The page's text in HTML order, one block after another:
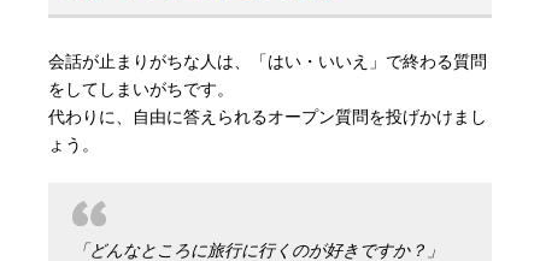
会話が止まりがちな人は、「はい・いいえ」で終わる質問
をしてしまいがちです。
代わりに、自由に答えられるオープン質問を投げかけまし
ょう。
「どんなところに旅行に行くのが好きですか？」